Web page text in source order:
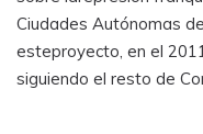
Ciudades Autónomas
esteproyecto, en el
siguiendo el resto de